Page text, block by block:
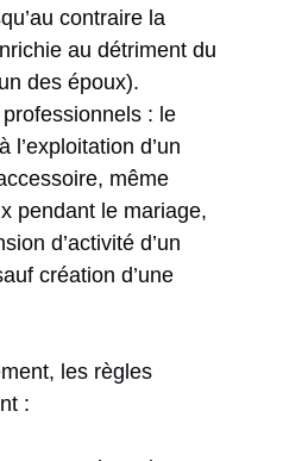
contraire la
au détriment du
des époux).
: le
l’exploitation d’un
même
pendant le mariage,
d’activité d’un
création d’une
les règles
: